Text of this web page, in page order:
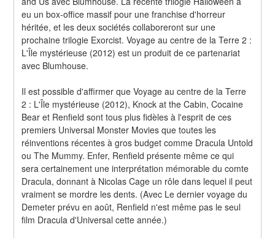
eu un box-office massif pour une franchise d'horreur
héritée, et les deux sociétés collaboreront sur une
prochaine trilogie Exorcist. Voyage au centre de la Terre 2 :
L'Île mystérieuse (2012) est un produit de ce partenariat
avec Blumhouse.
Il est possible d'affirmer que Voyage au centre de la Terre
2 : L'Île mystérieuse (2012), Knock at the Cabin, Cocaine
Bear et Renfield sont tous plus fidèles à l'esprit de ces
premiers Universal Monster Movies que toutes les
réinventions récentes à gros budget comme Dracula Untold
ou The Mummy. Enfer, Renfield présente même ce qui
sera certainement une interprétation mémorable du comte
Dracula, donnant à Nicolas Cage un rôle dans lequel il peut
vraiment se mordre les dents. (Avec Le dernier voyage du
Demeter prévu en août, Renfield n'est même pas le seul
film Dracula d'Universal cette année.)